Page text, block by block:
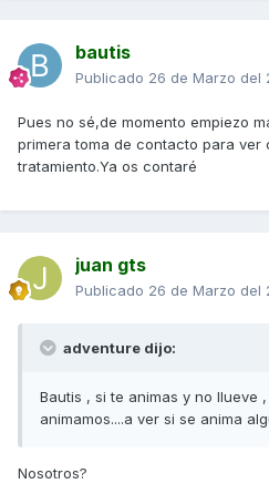
bautis
Publicado 26 de Marzo del
Pues no sé,de momento empiezo
primera toma de contacto para ver
tratamiento.Ya os contaré
juan gts
Publicado 26 de Marzo del
adventure dijo:
Bautis , si te animas y no llueve
animamos....a ver si se anima
Nosotros?